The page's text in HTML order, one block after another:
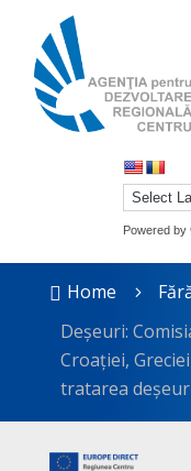
Powered by
 Home 5
Deșeuri:
Croației,
tratarea